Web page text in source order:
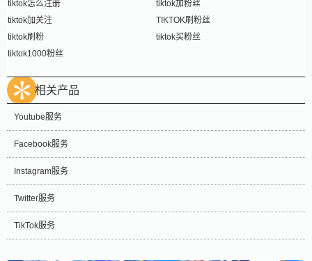
tiktok怎么注册
tiktok加粉丝
tiktok加关注
TIKTOK刷粉丝
tiktok刷粉
tiktok买粉丝
tiktok1000粉丝
相关产品
Youtube服务
Facebook服务
Instagram服务
Twitter服务
TikTok服务